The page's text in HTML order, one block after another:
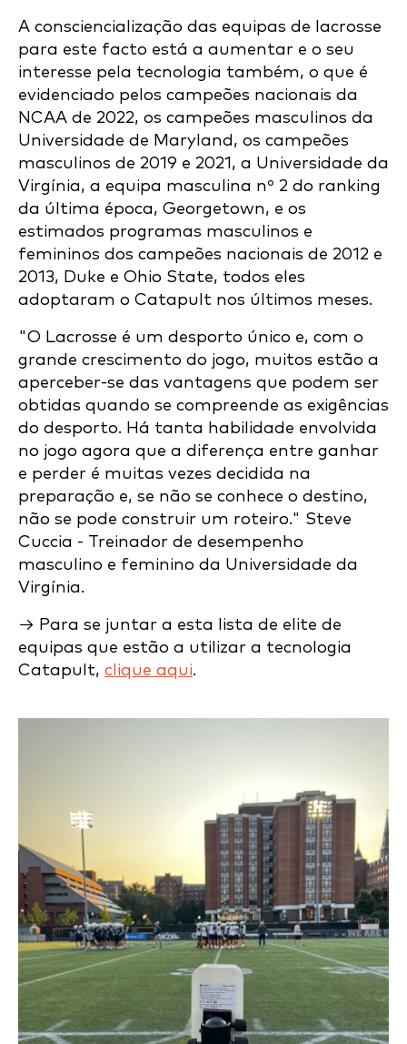
A consciencialização das equipas de lacrosse
para este facto está a aumentar e o seu
interesse pela tecnologia também, o que é
evidenciado pelos campeões nacionais da
NCAA de 2022, os campeões masculinos da
Universidade de Maryland, os campeões
masculinos de 2019 e 2021, a Universidade da
Virgínia, a equipa masculina nº 2 do ranking
da última época, Georgetown, e os
estimados programas masculinos e
femininos dos campeões nacionais de 2012 e
2013, Duke e Ohio State, todos eles
adoptaram o Catapult nos últimos meses.
"O Lacrosse é um desporto único e, com o
grande crescimento do jogo, muitos estão a
aperceber-se das vantagens que podem ser
obtidas quando se compreende as exigências
do desporto. Há tanta habilidade envolvida
no jogo agora que a diferença entre ganhar
e perder é muitas vezes decidida na
preparação e, se não se conhece o destino,
não se pode construir um roteiro." Steve
Cuccia - Treinador de desempenho
masculino e feminino da Universidade da
Virgínia.
→ Para se juntar a esta lista de elite de
equipas que estão a utilizar a tecnologia
Catapult, clique aqui.